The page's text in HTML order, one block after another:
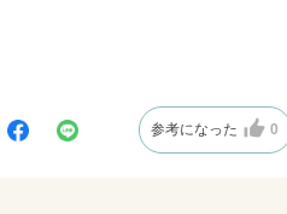
参考になった 0